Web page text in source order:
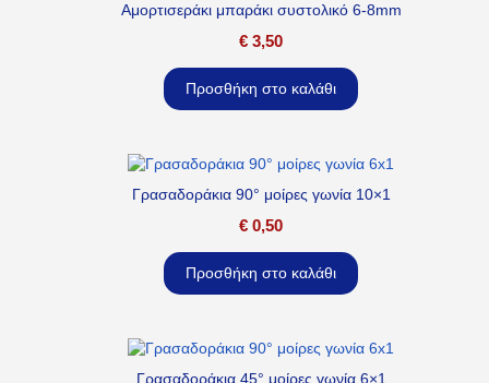
Αμορτισεράκι μπαράκι συστολικό 6-8mm
€ 3,50
Προσθήκη στο καλάθι
Γρασαδοράκια 90° μοίρες γωνία 10×1
€ 0,50
Προσθήκη στο καλάθι
Γρασαδοράκια 45° μοίρες γωνία 6×1